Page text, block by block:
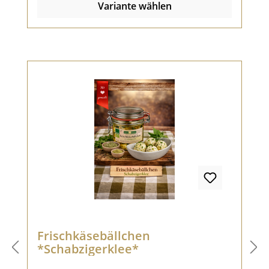
mmm lecker! Den Urgeschmack
wiedererleben!
Variante wählen
Frischkäsebällchen
*Schabzigerklee*